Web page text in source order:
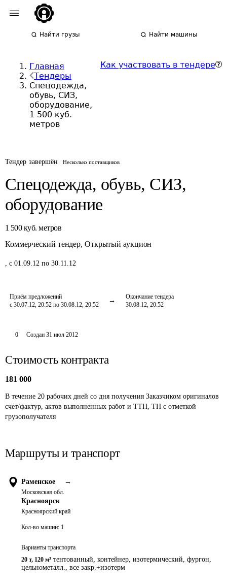
Найти грузы Найти машины
Главная
Тендеры
Спецодежда,
обувь, СИЗ,
оборудование,
1 500 куб.
метров
Как участвовать в тендере
Тендер завершён Несколько поставщиков
Спецодежда, обувь, СИЗ,
оборудование
1 500 куб. метров
Коммерческий тендер, Открытый аукцион
, с 01.09.12 по 30.11.12
Приём предложений
с 30.07.12, 20:52 по 30.08.12, 20:52
Окончание тендера
30.08.12, 20:52
0 Создан 31 июл 2012
Стоимость контракта
181 000
В течение 20 рабочих дней со дня получения Заказчиком оригиналов
счет/фактур, актов выполненных работ и ТТН, ТН с отметкой
грузополучателя
Маршруты и транспорт
Раменское →
Московская обл.
Красноярск
Красноярский край
Кол-во машин: 1
Варианты транспорта
20 т, 120 м³ тентованный, контейнер, изотермический, фургон,
цельнометалл., все закр.+изотерм